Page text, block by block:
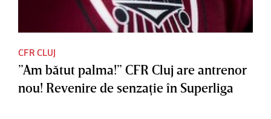
CFR CLUJ
”Am bătut palma!” CFR Cluj are antrenor
nou! Revenire de senzaţie în Superliga